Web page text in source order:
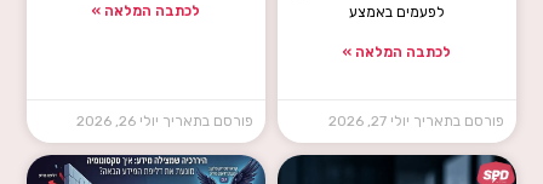
לפעמים באמצע
לכתבה המלאה »
יולי 27, 2026
לכתבה המלאה »
יולי 26, 2026